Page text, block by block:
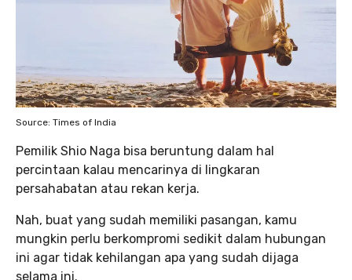
Source: Times of India
Pemilik Shio Naga bisa beruntung dalam hal
percintaan kalau mencarinya di lingkaran
persahabatan atau rekan kerja.
Nah, buat yang sudah memiliki pasangan, kamu
mungkin perlu berkompromi sedikit dalam hubungan
ini agar tidak kehilangan apa yang sudah dijaga
selama ini.